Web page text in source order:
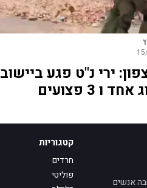
ירי נ"ט פגע ביישוב
3 פצועים
אנשים
קטגוריות
חרדים
פוליטי